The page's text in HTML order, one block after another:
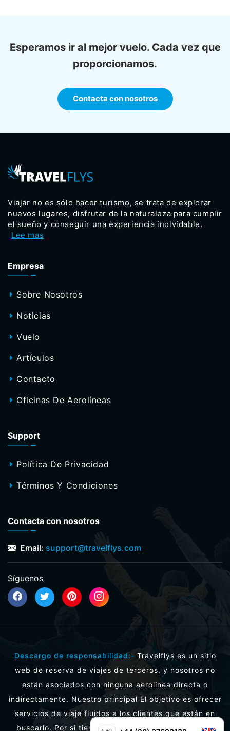
Esperamos ir al mejor vuelo. Cada vez que
proporcionamos.
Contacta con nosotros
Viajar no es sólo hacer turismo, se trata de explorar
nuevos lugares, disfrutar de la naturaleza para cumplir
el sueño y conseguir una experiencia inolvidable.
Lee mas
Empresa
Sobre Nosotros
Noticias
Vuelo
Artículos
Contacto
Oficinas De Aerolíneas
Support
Política De Privacidad
Términos Y Condiciones
Contacta con nosotros
Email: support@travelflys.com
Síguenos
Descargo de responsabilidad:- Travelflys es un sitio
web de reserva de viajes de terceros, y nosotros no
están asociados con ninguna aerolínea directa o
indirectamente. Nuestro principal El objetivo es ofrecer
servicios de viaje fluidos a los clientes que están en
buscarlo. Por si tienes alguna duda o quieres hacer